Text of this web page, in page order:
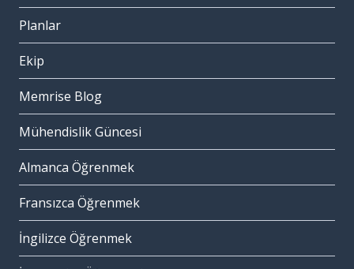
Planlar
Ekip
Memrise Blog
Mühendislik Güncesi
Almanca Öğrenmek
Fransızca Öğrenmek
İngilizce Öğrenmek